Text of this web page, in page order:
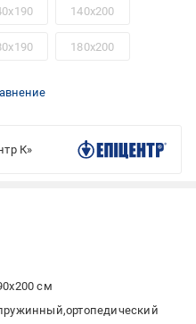
140x200
180x200
К»
см
ортопедический